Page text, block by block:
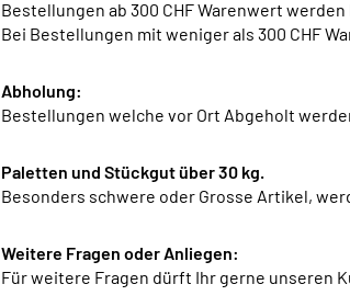
Bestellungen ab 300 CHF Warenwert
Bei Bestellungen mit weniger als 300 CHF
Abholung:
Bestellungen welche vor Ort Abgeholt
Paletten und Stückgut über 30 kg.
Besonders schwere oder Grosse Artikel,
Weitere Fragen oder Anliegen:
Für weitere Fragen dürft Ihr gerne unseren